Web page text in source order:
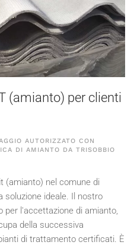
(amianto) per clienti
AUTORIZZATO CON
DI AMIANTO DA TRISOBBIO
(amianto) nel comune di
soluzione ideale. Il nostro
per l'accettazione di amianto,
della successiva
di trattamento certificati. È